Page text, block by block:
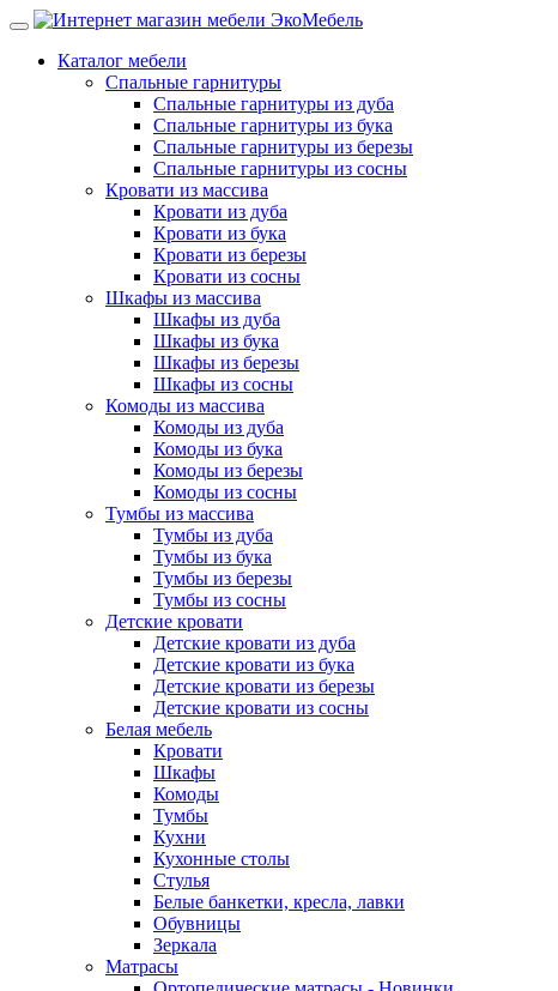
Каталог мебели
Спальные гарнитуры
Спальные гарнитуры из дуба
Спальные гарнитуры из бука
Спальные гарнитуры из березы
Спальные гарнитуры из сосны
Кровати из массива
Кровати из дуба
Кровати из бука
Кровати из березы
Кровати из сосны
Шкафы из массива
Шкафы из дуба
Шкафы из бука
Шкафы из березы
Шкафы из сосны
Комоды из массива
Комоды из дуба
Комоды из бука
Комоды из березы
Комоды из сосны
Тумбы из массива
Тумбы из дуба
Тумбы из бука
Тумбы из березы
Тумбы из сосны
Детские кровати
Детские кровати из дуба
Детские кровати из бука
Детские кровати из березы
Детские кровати из сосны
Белая мебель
Кровати
Шкафы
Комоды
Тумбы
Кухни
Кухонные столы
Стулья
Белые банкетки, кресла, лавки
Обувницы
Зеркала
Матрасы